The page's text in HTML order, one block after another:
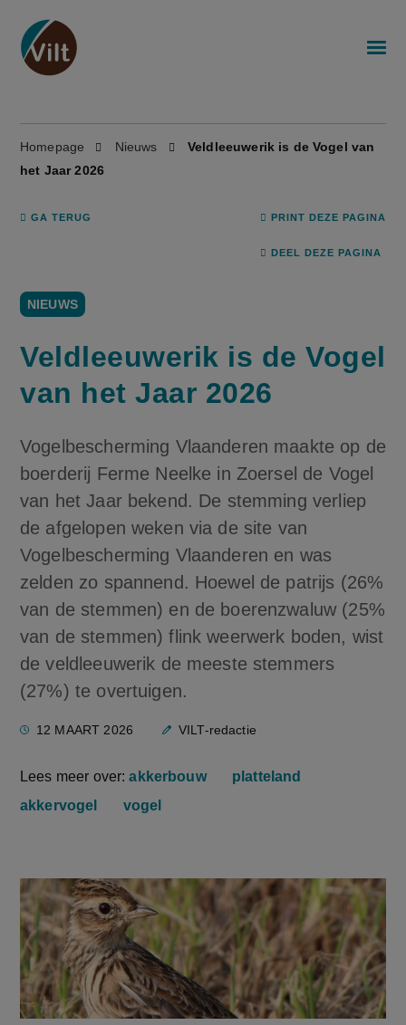
Homepage Nieuws
Veldleeuwerik is de Vogel van
het Jaar 2026
GA TERUG PRINT DEZE PAGINA
DEEL DEZE PAGINA
NIEUWS
Veldleeuwerik is de Vogel
van het Jaar 2026
Vogelbescherming Vlaanderen maakte op de
boerderij Ferme Neelke in Zoersel de Vogel
van het Jaar bekend. De stemming verliep
de afgelopen weken via de site van
Vogelbescherming Vlaanderen en was
zelden zo spannend. Hoewel de patrijs (26%
van de stemmen) en de boerenzwaluw (25%
van de stemmen) flink weerwerk boden, wist
de veldleeuwerik de meeste stemmers
(27%) te overtuigen.
12 MAART 2026 VILT-redactie
Lees meer over:akkerbouw
platteland
akkervogel
vogel